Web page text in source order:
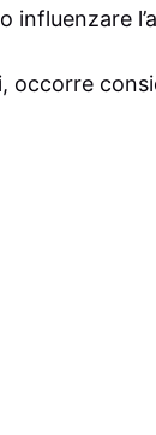
influenzare
occorre